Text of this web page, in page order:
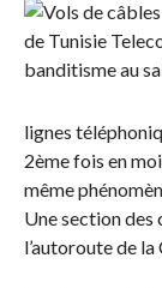
lignes
2ème fois en
même
Une section des
l’autoroute de